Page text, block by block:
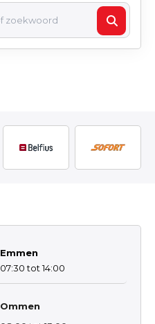
Emmen
07:30 tot 14:00
Ommen